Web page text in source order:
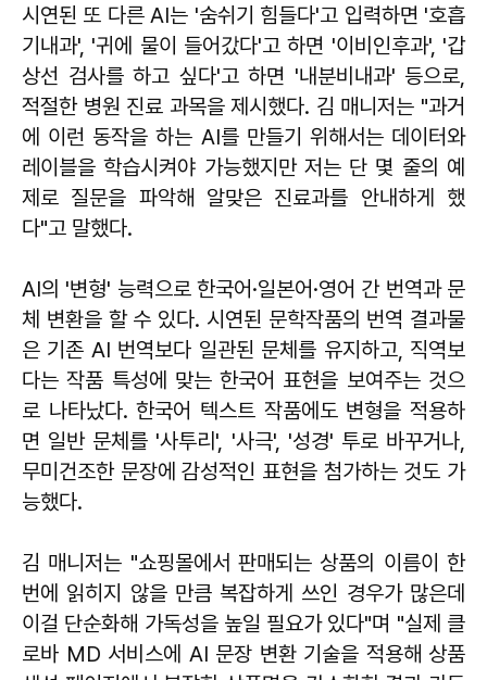
시연된 또 다른 AI는 '숨쉬기 힘들다'고 입력하면 '호흡
기내과', '귀에 물이 들어갔다'고 하면 '이비인후과', '갑
상선 검사를 하고 싶다'고 하면 '내분비내과' 등으로,
적절한 병원 진료 과목을 제시했다. 김 매니저는 "과거
에 이런 동작을 하는 AI를 만들기 위해서는 데이터와
레이블을 학습시켜야 가능했지만 저는 단 몇 줄의 예
제로 질문을 파악해 알맞은 진료과를 안내하게 했
다"고 말했다.
AI의 '변형' 능력으로 한국어·일본어·영어 간 번역과 문
체 변환을 할 수 있다. 시연된 문학작품의 번역 결과물
은 기존 AI 번역보다 일관된 문체를 유지하고, 직역보
다는 작품 특성에 맞는 한국어 표현을 보여주는 것으
로 나타났다. 한국어 텍스트 작품에도 변형을 적용하
면 일반 문체를 '사투리', '사극', '성경' 투로 바꾸거나,
무미건조한 문장에 감성적인 표현을 첨가하는 것도 가
능했다.
김 매니저는 "쇼핑몰에서 판매되는 상품의 이름이 한
번에 읽히지 않을 만큼 복잡하게 쓰인 경우가 많은데
이걸 단순화해 가독성을 높일 필요가 있다"며 "실제 클
로바 MD 서비스에 AI 문장 변환 기술을 적용해 상품